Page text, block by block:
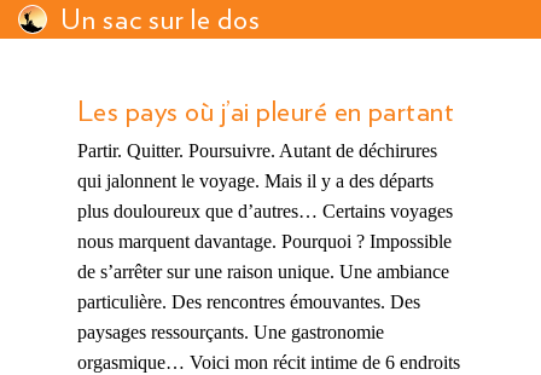
Un sac sur le dos
Les pays où j’ai pleuré en partant
Partir. Quitter. Poursuivre. Autant de déchirures
qui jalonnent le voyage. Mais il y a des départs
plus douloureux que d’autres… Certains voyages
nous marquent davantage. Pourquoi ? Impossible
de s’arrêter sur une raison unique. Une ambiance
particulière. Des rencontres émouvantes. Des
paysages ressourçants. Une gastronomie
orgasmique… Voici mon récit intime de 6 endroits